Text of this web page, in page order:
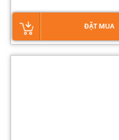
ĐẶT MUA